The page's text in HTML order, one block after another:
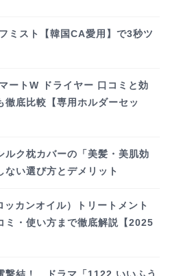
ミスト【韓国CA愛用】で3秒ツ
ートW ドライヤー 口コミと効
徹底比較【専用ホルダーセッ
ルク枕カバーの「美髪・美肌効
い選び方とデメリット
カンオイル）トリートメント
ミ・使い方まで徹底解説【2025